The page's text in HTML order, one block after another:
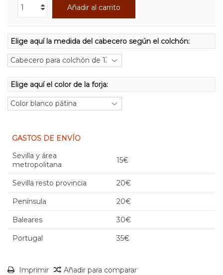
Añadir al carrito
Elige aquí la medida del cabecero según el colchón:
Elige aquí el color de la forja:
GASTOS DE ENVÍO
Sevilla y área
metropolitana
15€
Sevilla resto provincia 20€
Península 20€
Baleares 30€
Portugal 35€
Imprimir
Añadir para comparar